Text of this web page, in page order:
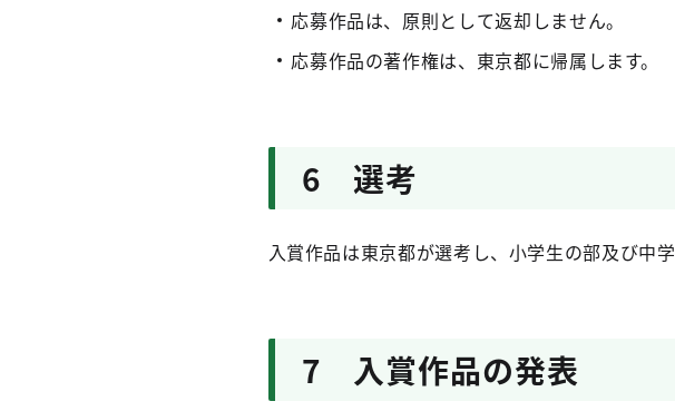
応募作品は、原則として返却しません。
応募作品の著作権は、東京都に帰属します。
6 選考
入賞作品は東京都が選考し、小学生の部及び中
7 入賞作品の発表